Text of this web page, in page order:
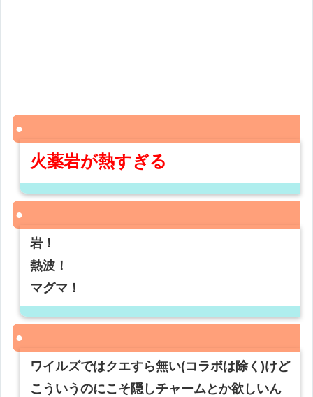
火薬岩が熱すぎる
岩！
熱波！
マグマ！
ワイルズではクエすら無い(コラボは除く)けど
こういうのにこそ隠しチャームとか欲しいん